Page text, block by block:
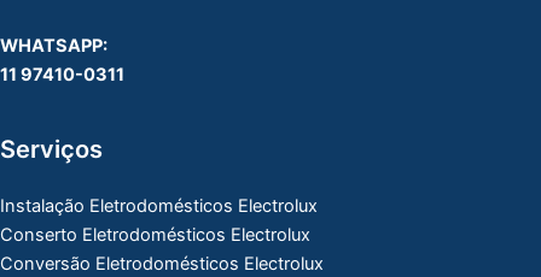
WHATSAPP:
11 97410-0311
Serviços
Instalação Eletrodomésticos Electrolux
Conserto Eletrodomésticos Electrolux
Conversão Eletrodomésticos Electrolux